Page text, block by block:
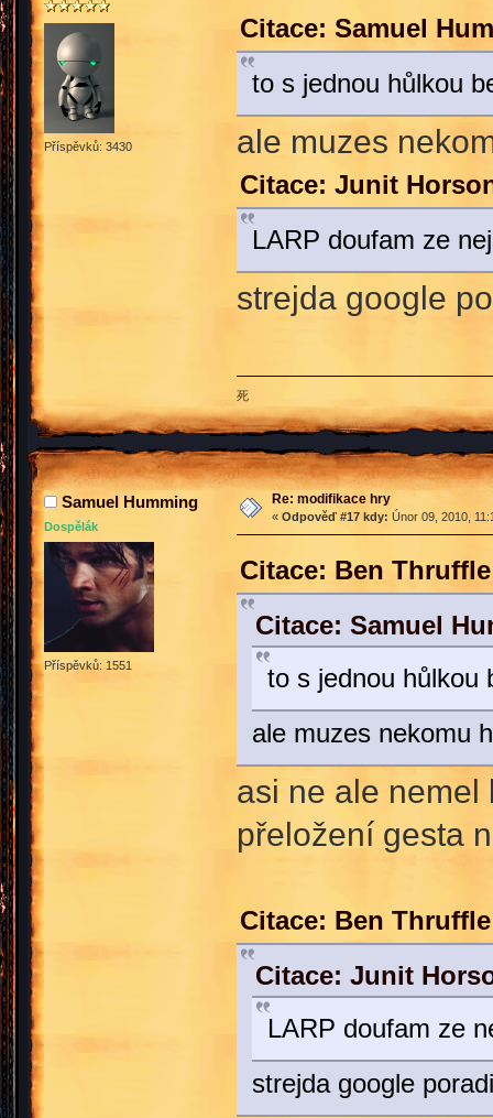
Příspěvků: 3430
Citace: Samuel
to s jednou hůlkou
ale muzes
Citace: Junit
LARP doufam ze
strejda google
死
Samuel Humming
Dospělák
Příspěvků: 1551
Re: modifikace hry
« Odpověď #17 kdy: Únor 09, 2010,
Citace: Ben
Citace: Samuel
to s jednou hůlkou
ale muzes nekomu
asi ne ale nemel
přeložení gesta
Citace: Ben
Citace: Junit
LARP doufam ze
strejda google poradi